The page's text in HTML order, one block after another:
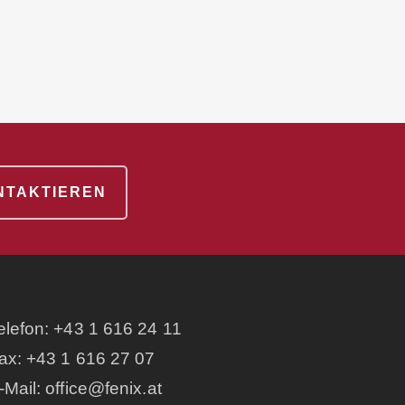
+43 1 616 24 11
+43 1 616 27 07
Mail:office@fenix.at